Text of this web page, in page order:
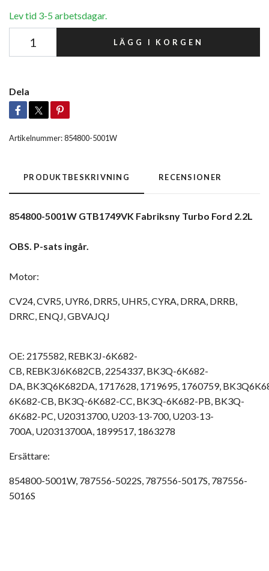
Lev tid 3-5 arbetsdagar.
LÄGG I KORGEN
Dela
Artikelnummer:854800-5001W
PRODUKTBESKRIVNING RECENSIONER
854800-5001W GTB1749VK Fabriksny Turbo Ford 2.2L
OBS. P-sats ingår.
Motor:
CV24, CVR5, UYR6, DRR5, UHR5, CYRA, DRRA, DRRB,
DRRC, ENQJ, GBVAJQJ
OE: 2175582, REBK3J-6K682-
CB, REBK3J6K682CB, 2254337, BK3Q-6K682-
DA, BK3Q6K682DA, 1717628, 1719695, 1760759,
6K682-CB, BK3Q-6K682-CC, BK3Q-6K682-PB, BK3Q-
6K682-PC, U20313700, U203-13-700, U203-13-
700A, U20313700A, 1899517, 1863278
Ersättare:
854800-5001W, 787556-5022S, 787556-5017S, 787556-
5016S